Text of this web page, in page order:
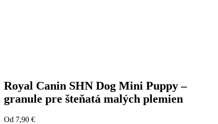
Royal Canin SHN Dog Mini Puppy –
granule pre šteňatá malých plemien
Od 7,90 €